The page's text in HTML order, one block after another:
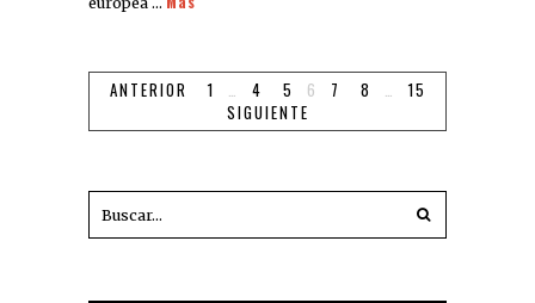
ANTERIOR 1 … 4 5 6 7 8 …
15
SIGUIENTE